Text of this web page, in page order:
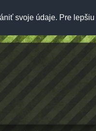
svoje údaje. Pre